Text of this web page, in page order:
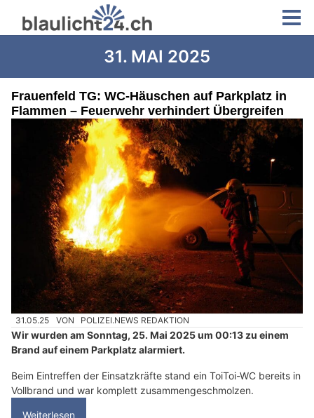
31. MAI 2025
Frauenfeld TG: WC-Häuschen auf Parkplatz in
Flammen – Feuerwehr verhindert Übergreifen
31.05.25 VON POLIZEI.NEWS REDAKTION
Wir wurden am Sonntag, 25. Mai 2025 um 00:13 zu einem
Brand auf einem Parkplatz alarmiert.
Beim Eintreffen der Einsatzkräfte stand ein ToiToi-WC bereits in
Vollbrand und war komplett zusammengeschmolzen.
Weiterlesen